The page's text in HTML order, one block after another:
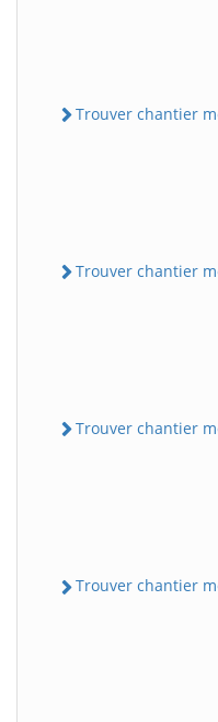
Trouver chantier
Trouver chantier
Trouver chantier
Trouver chantier